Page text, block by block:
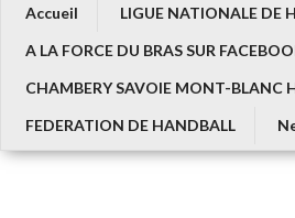
Accueil
LIGUE NATIONALE DE
A LA FORCE DU BRAS SUR
CHAMBERY SAVOIE MONT-BLANC
FEDERATION DE HANDBALL